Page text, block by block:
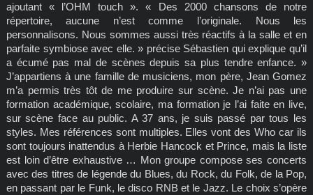
ajoutant « l’OHM touch ». « Des 2000 chansons de notre
répertoire, aucune n’est comme l’originale. Nous les
personnalisons. Nous sommes aussi très réactifs à la salle et en
parfaite symbiose avec elle. » précise Sébastien qui explique qu’il
a écumé pas mal de scènes depuis sa plus tendre enfance. »
J’appartiens à une famille de musiciens, mon père, Jean Gomez
m’a permis très tôt de me produire sur scène. Je n’ai pas une
formation académique, scolaire, ma formation je l’ai faite en live,
sur scène face au public. A 37 ans, je suis passé par tous les
styles. Mes références sont multiples. Elles vont des Who car ils
sont toujours inattendus à Herbie Hancock et Prince, mais la liste
est loin d’être exhaustive … Mon groupe compose ses concerts
avec des titres de légende du Blues, du Rock, du Folk, de la Pop,
en passant par le Funk, le disco RNB et le Jazz. Le choix s’opère